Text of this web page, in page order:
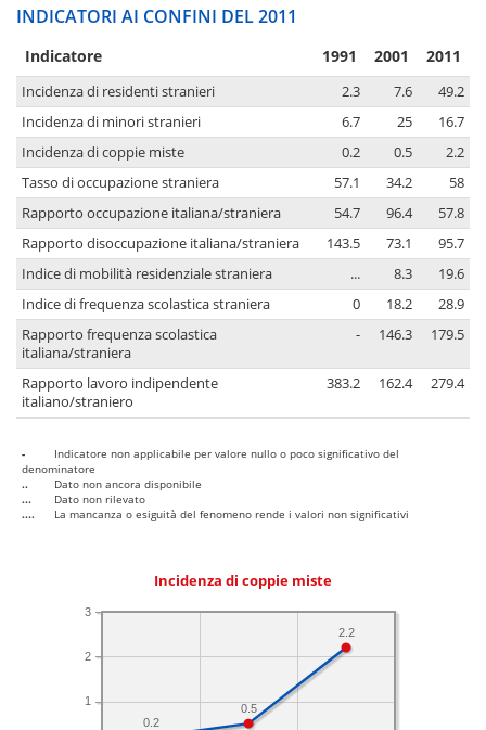
INDICATORI AI CONFINI DEL 2011
Indicatore 1991 2001 2011
Incidenza di residenti stranieri 2.3 7.6
49.2
Incidenza di minori stranieri
6.7 25
16.7
Incidenza di coppie miste
0.2 0.5
2.2
Tasso di occupazione straniera
57.1 34.2
58
Rapporto occupazione italiana/straniera
54.7 96.4
57.8
Rapporto disoccupazione italiana/straniera
143.5 73.1
95.7
Indice di mobilità residenziale straniera
... 8.3
19.6
Indice di frequenza scolastica straniera
0 18.2
28.9
Rapporto frequenza scolastica
italiana/straniera
- 146.3 179.5
Rapporto lavoro indipendente
italiano/straniero
383.2 162.4 279.4
-
Indicatore non applicabile per valore nullo o poco significativo del
denominatore
..
Dato non ancora disponibile
...
Dato non rilevato
....
La mancanza o esiguità del fenomeno rende i valori non significativi
Incidenza di coppie miste
1
2
3
2.2
0.5
0.2